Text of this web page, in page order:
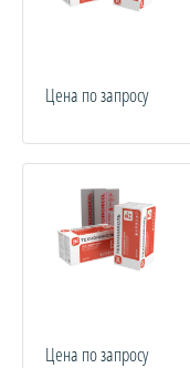
Цена по запросу
Цена по запросу